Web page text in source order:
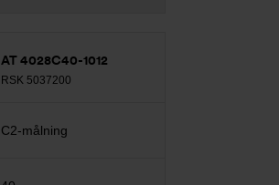
AT 4028C40-1012
RSK 5037200
C2-målning